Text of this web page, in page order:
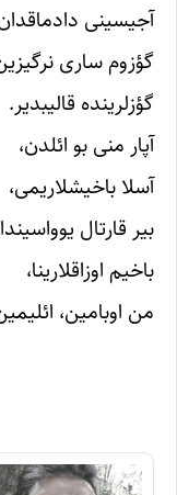
آجیسینی
گؤزوم ساری
گؤزلرینده قالیبدیر.
آپار منی بو ائلدن،
آسلا باخیشلاریمی،
بیر قارتال
باخیم اوزاقلارینا،
من اوبامین،